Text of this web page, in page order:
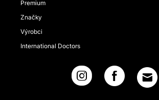
Premium
Značky
Výrobci
International Doctors